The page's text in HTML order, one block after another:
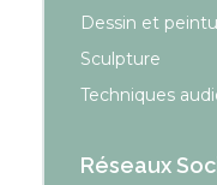
Dessin et
Sculpture
Techniques
Réseaux